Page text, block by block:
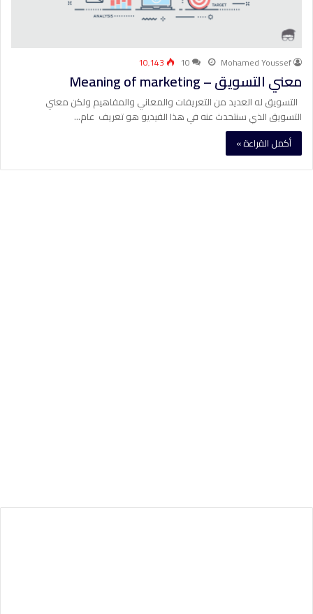
Mohamed Youssef
10 10٬143
معني التسويق – Meaning of marketing
التسويق له العديد من التعريفات والمعاني والمفاهيم ولكن معني
التسويق الذي سنتحدث عنه في هذا الفيديو هو تعريف عام…
أكمل القراءة »